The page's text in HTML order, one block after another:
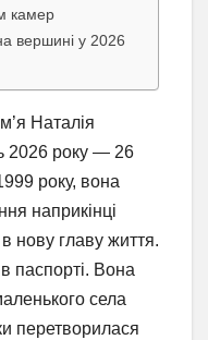
камер
вершині у 2026
Наталія
2026 року — 26
року, вона
наприкінці
нову главу життя.
паспорті. Вона
села
перетворилася